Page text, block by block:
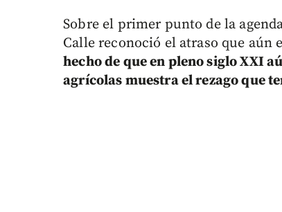
Sobre el primer punto de la
Calle reconoció el atraso que aún
hecho de que en pleno siglo XXI
agrícolas muestra el rezago que